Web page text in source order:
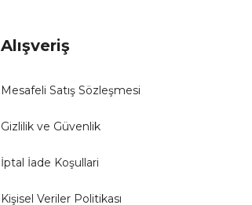
Alışveriş
Mesafeli Satış Sözleşmesi
Gizlilik ve Güvenlik
İptal İade Koşullari
Kişisel Veriler Politikası